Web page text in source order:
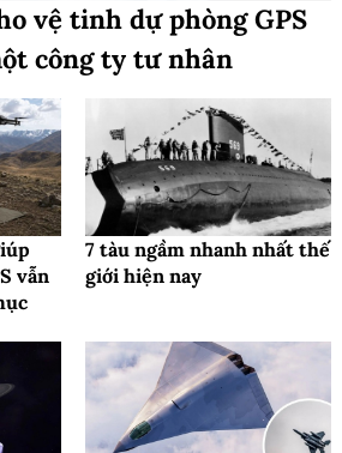
vệ tinh dự phòng GPS
công ty tư nhân
vẫn
7 tàu ngầm nhanh nhất thế
giới hiện nay